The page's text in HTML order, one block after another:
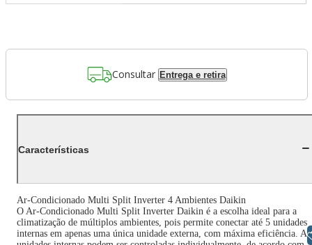
Consultar Entrega e retira
Características
Ar-Condicionado Multi Split Inverter 4 Ambientes Daikin
O Ar-Condicionado Multi Split Inverter Daikin é a escolha ideal para a
climatização de múltiplos ambientes, pois permite conectar até 5 unidades
internas em apenas uma única unidade externa, com máxima eficiência. As
Libras